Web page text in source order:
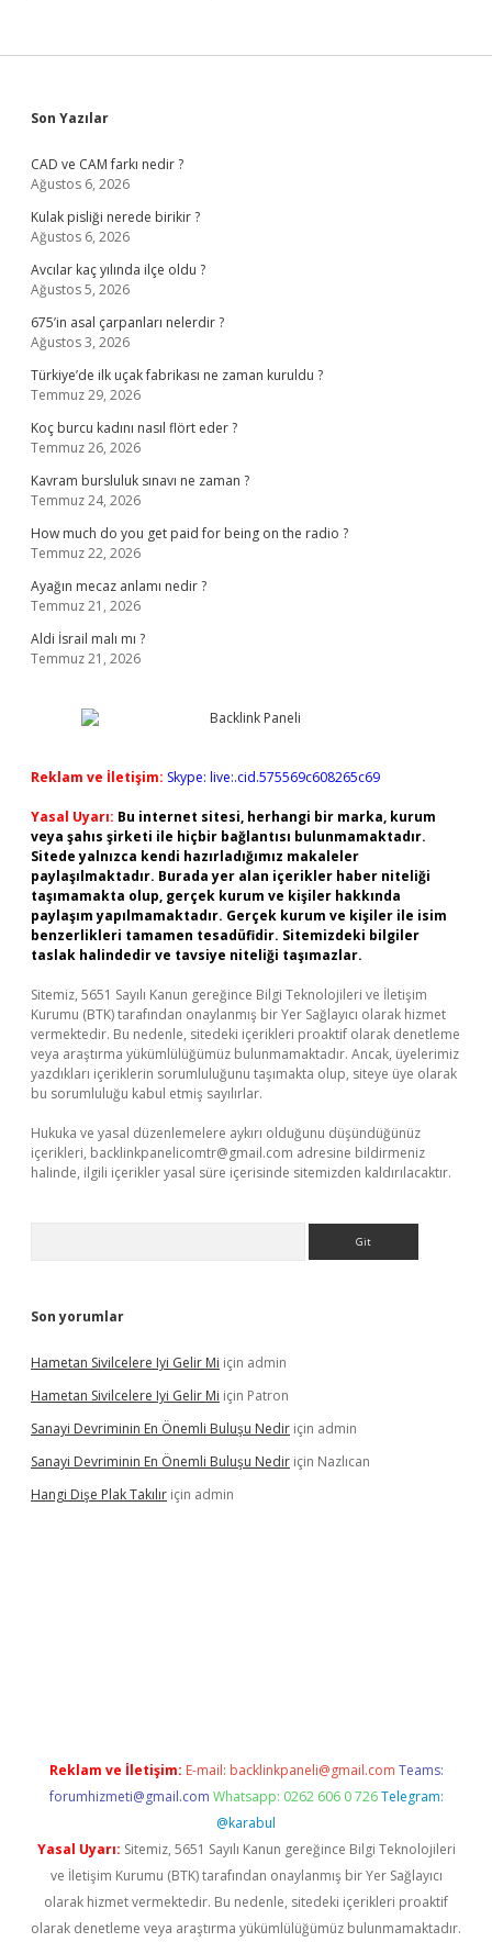
Sidebar
Son Yazılar
CAD ve CAM farkı nedir ?
Ağustos 6, 2026
Kulak pisliği nerede birikir ?
Ağustos 6, 2026
Avcılar kaç yılında ilçe oldu ?
Ağustos 5, 2026
675’in asal çarpanları nelerdir ?
Ağustos 3, 2026
Türkiye’de ilk uçak fabrikası ne zaman kuruldu ?
Temmuz 29, 2026
Koç burcu kadını nasıl flört eder ?
Temmuz 26, 2026
Kavram bursluluk sınavı ne zaman ?
Temmuz 24, 2026
How much do you get paid for being on the radio ?
Temmuz 22, 2026
Ayağın mecaz anlamı nedir ?
Temmuz 21, 2026
Aldi İsrail malı mı ?
Temmuz 21, 2026
Reklam ve İletişim: Skype: live:.cid.575569c608265c69
Yasal Uyarı: Bu internet sitesi, herhangi bir marka, kurum
veya şahıs şirketi ile hiçbir bağlantısı bulunmamaktadır.
Sitede yalnızca kendi hazırladığımız makaleler
paylaşılmaktadır. Burada yer alan içerikler haber niteliği
taşımamakta olup, gerçek kurum ve kişiler hakkında
paylaşım yapılmamaktadır. Gerçek kurum ve kişiler ile isim
benzerlikleri tamamen tesadüfidir. Sitemizdeki bilgiler
taslak halindedir ve tavsiye niteliği taşımazlar.
Sitemiz, 5651 Sayılı Kanun gereğince Bilgi Teknolojileri ve İletişim
Kurumu (BTK) tarafından onaylanmış bir Yer Sağlayıcı olarak hizmet
vermektedir. Bu nedenle, sitedeki içerikleri proaktif olarak denetleme
veya araştırma yükümlülüğümüz bulunmamaktadır. Ancak, üyelerimiz
yazdıkları içeriklerin sorumluluğunu taşımakta olup, siteye üye olarak
bu sorumluluğu kabul etmiş sayılırlar.
Hukuka ve yasal düzenlemelere aykırı olduğunu düşündüğünüz
içerikleri, backlinkpanelicomtr@gmail.com adresine bildirmeniz
halinde, ilgili içerikler yasal süre içerisinde sitemizden kaldırılacaktır.
Son yorumlar
Hametan Sivilcelere Iyi Gelir Mi için admin
Hametan Sivilcelere Iyi Gelir Mi için Patron
Sanayi Devriminin En Önemli Buluşu Nedir için admin
Sanayi Devriminin En Önemli Buluşu Nedir için Nazlıcan
Hangi Dişe Plak Takılır için admin
Reklam ve İletişim: E-mail: backlinkpaneli@gmail.com Teams:
forumhizmeti@gmail.com Whatsapp: 0262 606 0 726 Telegram:
@karabul
Yasal Uyarı: Sitemiz, 5651 Sayılı Kanun gereğince Bilgi Teknolojileri
ve İletişim Kurumu (BTK) tarafından onaylanmış bir Yer Sağlayıcı
olarak hizmet vermektedir. Bu nedenle, sitedeki içerikleri proaktif
olarak denetleme veya araştırma yükümlülüğümüz bulunmamaktadır.